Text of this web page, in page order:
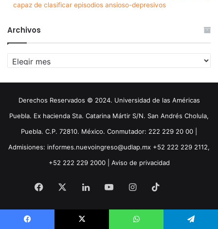
capaz de clasificar episodios ansioso-depresivos
Archivos
Archivos
Derechos Reservados © 2024. Universidad de las Américas
Puebla. Ex hacienda Sta. Catarina Mártir S/N. San Andrés Cholula,
Puebla. C.P. 72810. México. Conmutador: 222 229 20 00 |
Admisiones: informes.nuevoingreso@udlap.mx +52 222 229 2112,
+52 222 229 2000 | Aviso de privacidad
Facebook LinkedInYouTubeInstagram